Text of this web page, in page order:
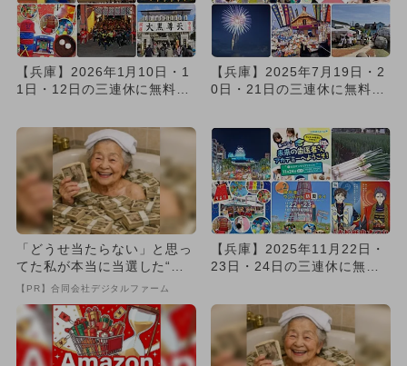
【兵庫】2026年1月10日・1
1日・12日の三連休に無料で
【兵庫】2025年7月19日・2
0日・21日の三連休に無料で
「どうせ当たらない」と思っ
てた私が本当に当選した“買
い方”がこれ
【PR】合同会社デジタルファーム
【兵庫】2025年11月22日・
23日・24日の三連休に無料